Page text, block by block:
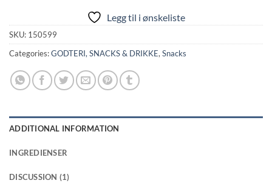
Legg til i ønskeliste
SKU: 150599
Categories:GODTERI, SNACKS & DRIKKE, Snacks
ADDITIONAL INFORMATION
INGREDIENSER
DISCUSSION (1)